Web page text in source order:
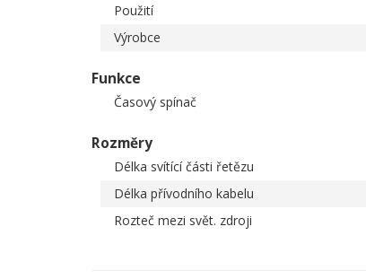
Použití
Výrobce
Funkce
Časový spínač
Rozměry
Délka svítící části řetězu
Délka přívodního kabelu
Rozteč mezi svět. zdroji